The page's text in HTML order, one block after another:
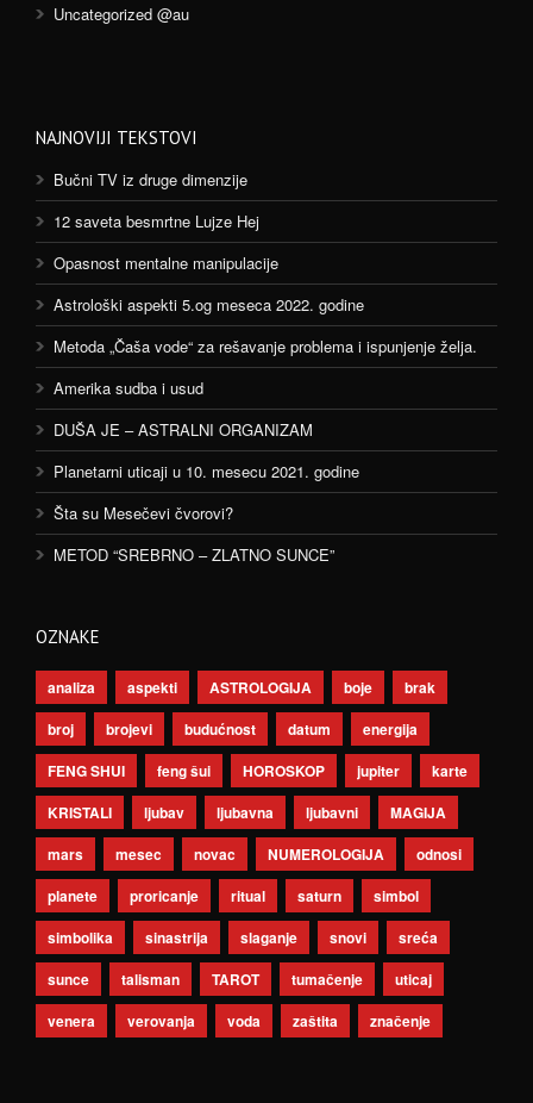
Uncategorized @au
NAJNOVIJI TEKSTOVI
Bučni TV iz druge dimenzije
12 saveta besmrtne Lujze Hej
Opasnost mentalne manipulacije
Astrološki aspekti 5.og meseca 2022. godine
Metoda „Čaša vode“ za rešavanje problema i ispunjenje želja.
Amerika sudba i usud
DUŠA JE – ASTRALNI ORGANIZAM
Planetarni uticaji u 10. mesecu 2021. godine
Šta su Mesečevi čvorovi?
METOD “SREBRNO – ZLATNO SUNCE”
OZNAKE
analiza aspekti ASTROLOGIJA boje
brak
broj
brojevi budućnost datum
energija
FENG SHUI
feng šui HOROSKOP jupiter
karte
KRISTALI
ljubav ljubavna ljubavni
MAGIJA
mars
mesec novac NUMEROLOGIJA
odnosi
planete
proricanje ritual saturn
simbol
simbolika
sinastrija slaganje snovi
sreća
sunce
talisman TAROT tumačenje
uticaj
venera
verovanja voda zaštita značenje